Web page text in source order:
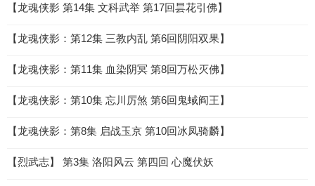
【龙魂侠影 第14集 文科武举 第17回昙花引佛】
【龙魂侠影：第12集 三教内乱 第6回阴阳双果】
【龙魂侠影：第11集 血染阴冥 第8回万松灭佛】
【龙魂侠影：第10集 忘川厉煞 第6回鬼蜮阎王】
【龙魂侠影：第8集 启战玉京 第10回冰凤骑麟】
【烈武志】 第3集 洛阳风云 第四回 心魔伏妖